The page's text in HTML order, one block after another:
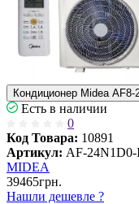
Кондиционер Midea
Есть в наличии
0
Код Товара: 10891
Артикул: AF-
MIDEA
39465грн.
Нашли дешевле ?